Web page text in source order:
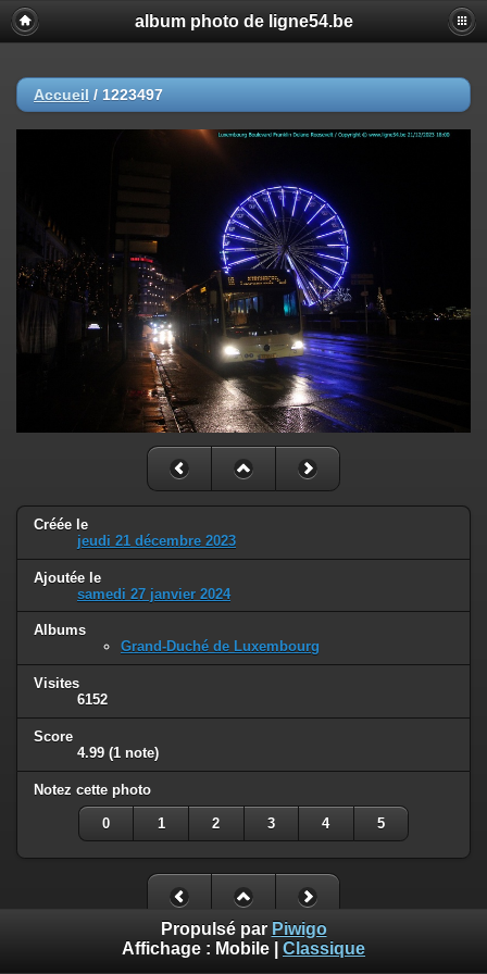
album photo de ligne54.be
Accueil / 1223497
Créée le
jeudi 21 décembre 2023
Ajoutée le
samedi 27 janvier 2024
Albums
Grand-Duché de Luxembourg
Visites
6152
Score
4.99 (1 note)
Notez cette photo
0 1 2 3 4 5
Propulsé par Piwigo
Affichage : Mobile Classique